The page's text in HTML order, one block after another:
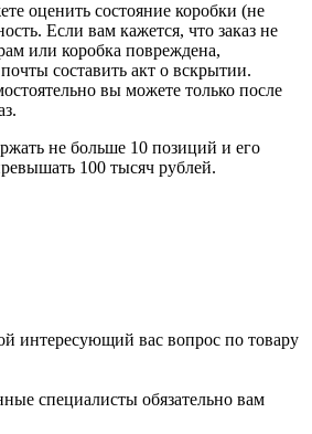
оценить состояние коробки (не
Если вам кажется, что заказ не
или коробка повреждена,
составить акт о вскрытии.
вы можете только после
не больше 10 позиций и его
100 тысяч рублей.
интересующий вас вопрос по товару
специалисты обязательно вам